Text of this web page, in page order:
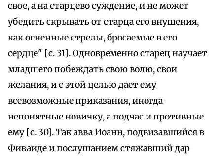
свое, а на старцево суждение, и не может
убедить скрывать от старца его внушения,
как огненные стрелы, бросаемые в его
сердце" [с. 31]. Одновременно старец научает
младшего побеждать свою волю, свои
желания, и с этой целью дает ему
всевозможные приказания, иногда
непонятные новичку, а подчас и противные
ему [с. 30]. Так авва Иоанн, подвизавшийся в
Фиваиде и послушанием стяжавший дар